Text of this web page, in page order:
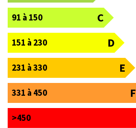
91 à 150 C
151 à 230 D
231 à 330 E
331 à 450 F
>450